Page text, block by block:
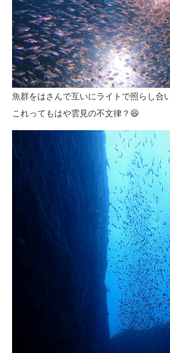
魚群をはさんで互いにライトで照らし合
これってもはや雲見の不文律？😆